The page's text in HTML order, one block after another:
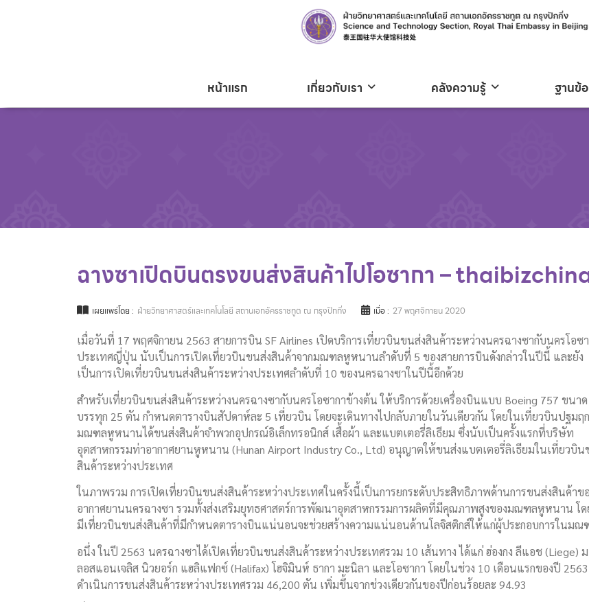
หน้าแรก เกี่ยวกับเรา คลังความรู้ ฐานข้
ฉางซาเปิดบินตรงขนส่งสินค้าไปโอซากา –
เผยแพร่โดย : ฝ่ายวิทยาศาสตร์และเทคโนโลยี สถานเอกอัครราชทูต ณ กรุงปักกิ่ง เมื่อ : 27 พฤศจิกายน 2020
เมื่อวันที่ 17 พฤศจิกายน 2563 สายการบิน SF Airlines เปิดบริการเที่ยวบินขนส่งสินค้าระหว่างนครฉางซากับนครโอซ
ประเทศญี่ปุ่น นับเป็นการเปิดเที่ยวบินขนส่งสินค้าจากมณฑลหูหนานลำดับที่ 5 ของสายการบินดังกล่าวในปีนี้ และยัง
เป็นการเปิดเที่ยวบินขนส่งสินค้าระหว่างประเทศลำดับที่ 10 ของนครฉางซาในปีนี้อีกด้วย
สำหรับเที่ยวบินขนส่งสินค้าระหว่างนครฉางซากับนครโอซากาข้างต้น ให้บริการด้วยเครื่องบินแบบ Boeing 757 ขนาด
บรรทุก 25 ตัน กำหนดตารางบินสัปดาห์ละ 5 เที่ยวบิน โดยจะเดินทางไปกลับภายในวันเดียวกัน โดยในเที่ยวบินปฐมฤ
มณฑลหูหนานได้ขนส่งสินค้าจำพวกอุปกรณ์อิเล็กทรอนิกส์ เสื้อผ้า และแบตเตอรี่ลิเธียม ซึ่งนับเป็นครั้งแรกที่บริษัท
อุตสาหกรรมท่าอากาศยานหูหนาน (Hunan Airport Industry Co., Ltd) อนุญาตให้ขนส่งแบตเตอรี่ลิเธียมในเที่ยวบิน
สินค้าระหว่างประเทศ
ในภาพรวม การเปิดเที่ยวบินขนส่งสินค้าระหว่างประเทศในครั้งนี้เป็นการยกระดับประสิทธิภาพด้านการขนส่งสินค้าข
อากาศยานนครฉางซา รวมทั้งส่งเสริมยุทธศาสตร์การพัฒนาอุตสาหกรรมการผลิตที่มีคุณภาพสูงของมณฑลหูหนาน โด
มีเที่ยวบินขนส่งสินค้าที่มีกำหนดตารางบินแน่นอนจะช่วยสร้างความแน่นอนด้านโลจิสติกส์ให้แก่ผู้ประกอบการในมณ
อนึ่ง ในปี 2563 นครฉางซาได้เปิดเที่ยวบินขนส่งสินค้าระหว่างประเทศรวม 10 เส้นทาง ได้แก่ ฮ่องกง ลีแอช (Liege)
ลอสแอนเจลิส นิวยอร์ก แฮลิแฟกซ์ (Halifax) โฮจิมินห์ ธากา มะนิลา และโอซากา โดยในช่วง 10 เดือนแรกของปี
ดำเนินการขนส่งสินค้าระหว่างประเทศรวม 46,200 ตัน เพิ่มขึ้นจากช่วงเดียวกันของปีก่อนร้อยละ 94.93